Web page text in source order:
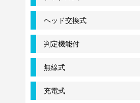
ヘッド交換式
判定機能付
無線式
充電式